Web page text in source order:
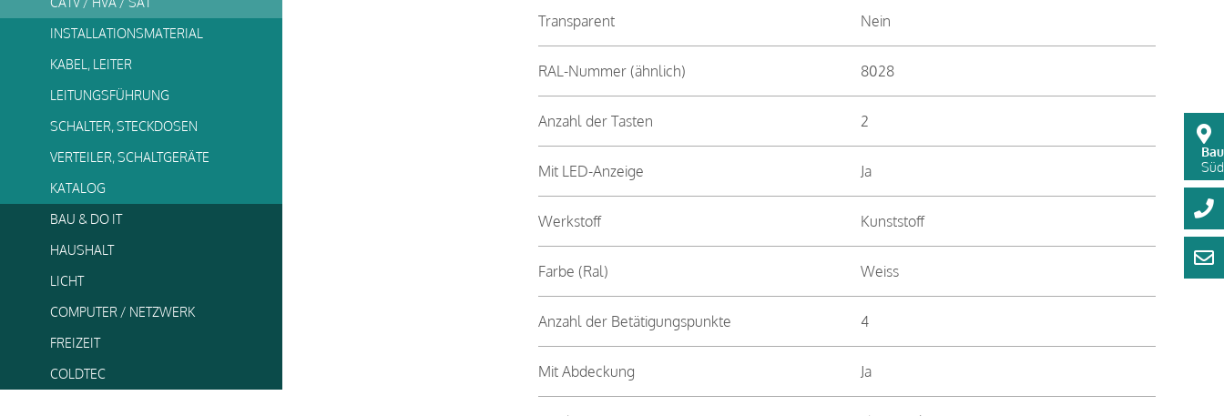
INSTALLATIONSMATERIAL
KABEL, LEITER
LEITUNGSFÜHRUNG
SCHALTER, STECKDOSEN
VERTEILER, SCHALTGERÄTE
KATALOG
BAU & DO IT
HAUSHALT
LICHT
COMPUTER / NETZWERK
FREIZEIT
COLDTEC
Transparent Nein
RAL-Nummer (ähnlich) 8028
Anzahl der Tasten 2
Mit LED-Anzeige Ja
Werkstoff Kunststoff
Farbe (Ral) Weiss
Anzahl der Betätigungspunkte 4
Mit Abdeckung Ja